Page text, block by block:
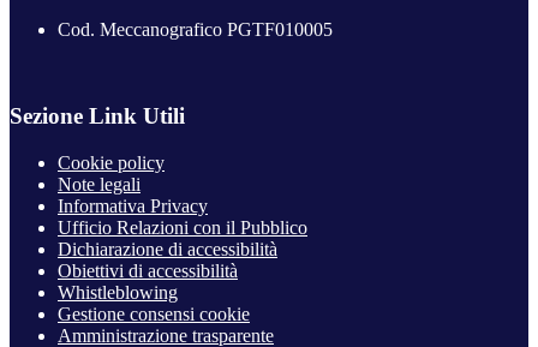
Cod. Meccanografico PGTF010005
Sezione Link Utili
Cookie policy
Note legali
Informativa Privacy
Ufficio Relazioni con il Pubblico
Dichiarazione di accessibilità
Obiettivi di accessibilità
Whistleblowing
Gestione consensi cookie
Amministrazione trasparente